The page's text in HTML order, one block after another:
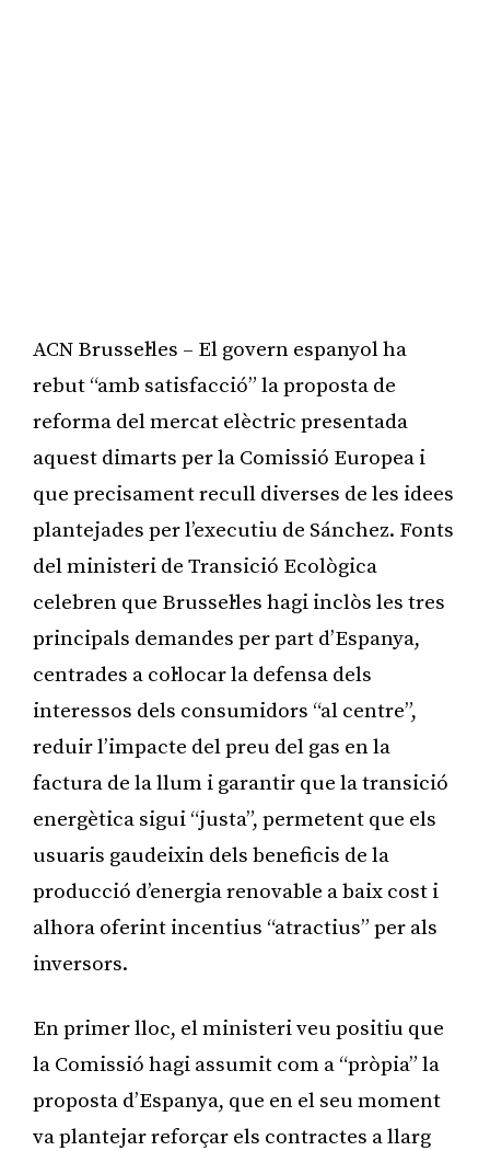
ACN Brussel·les – El govern espanyol ha
rebut “amb satisfacció” la proposta de
reforma del mercat elèctric presentada
aquest dimarts per la Comissió Europea i
que precisament recull diverses de les idees
plantejades per l’executiu de Sánchez. Fonts
del ministeri de Transició Ecològica
celebren que Brussel·les hagi inclòs les tres
principals demandes per part d’Espanya,
centrades a col·locar la defensa dels
interessos dels consumidors “al centre”,
reduir l’impacte del preu del gas en la
factura de la llum i garantir que la transició
energètica sigui “justa”, permetent que els
usuaris gaudeixin dels beneficis de la
producció d’energia renovable a baix cost i
alhora oferint incentius “atractius” per als
inversors.
En primer lloc, el ministeri veu positiu que
la Comissió hagi assumit com a “pròpia” la
proposta d’Espanya, que en el seu moment
va plantejar reforçar els contractes a llarg